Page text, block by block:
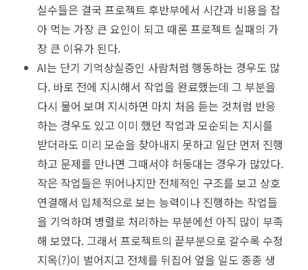
실수들은 결국 프로젝트 후반부에서 시간과 비용을 잡
아 먹는 가장 큰 요인이 되고 때론 프로젝트 실패의 가
장 큰 이유가 된다.
AI는 단기 기억상실증인 사람처럼 행동하는 경우도 많
다. 바로 전에 지시해서 작업을 완료했는데 그 부분을
다시 물어 보며 지시하면 마치 처음 듣는 것처럼 반응
하는 경우도 있고 이미 했던 작업과 모순되는 지시를
받더라도 미리 모순을 찾아내지 못하고 일단 먼저 진행
하고 문제를 만나면 그때서야 허둥대는 경우가 많았다.
작은 작업들은 뛰어나지만 전체적인 구조를 보고 상호
연결해서 입체적으로 보는 능력이나 진행하는 작업들
을 기억하며 병렬로 처리하는 부분에선 아직 많이 부족
해 보였다. 그래서 프로젝트의 끝부분으로 갈수록 수정
지옥(?)이 벌어지고 전체를 뒤집어 엎을 일도 종종 생